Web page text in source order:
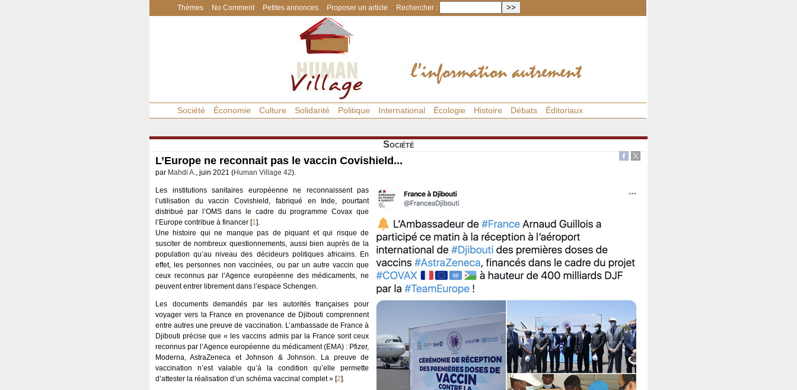
Thèmes No Comment Petites annonces Proposer un article Rechercher :
Société Économie Culture Solidarité Politique International Écologie Histoire Débats Éditoriaux
Société
L’Europe ne reconnait pas le vaccin Covishield...
par Mahdi A., juin 2021 (Human Village 42).
Les institutions sanitaires européenne ne reconnaissent pas
l’utilisation du vaccin Covishield, fabriqué en Inde, pourtant
distribué par l’OMS dans le cadre du programme Covax que
l’Europe contribue à financer [1].
Une histoire qui ne manque pas de piquant et qui risque de
susciter de nombreux questionnements, aussi bien auprès de la
population qu’au niveau des décideurs politiques africains. En
effet, les personnes non vaccinées, ou par un autre vaccin que
ceux reconnus par l’Agence européenne des médicaments, ne
peuvent entrer librement dans l’espace Schengen.
Les documents demandés par les autorités françaises pour
voyager vers la France en provenance de Djibouti comprennent
entre autres une preuve de vaccination. L’ambassade de France à
Djibouti précise que « les vaccins admis par la France sont ceux
reconnus par l’Agence européenne du médicament (EMA) : Pfizer,
Moderna, AstraZeneca et Johnson & Johnson. La preuve de
vaccination n’est valable qu’à la condition qu’elle permette
d’attester la réalisation d’un schéma vaccinal complet » [2].